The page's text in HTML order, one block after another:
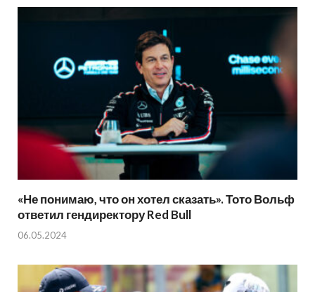
«Не понимаю, что он хотел сказать». Тото Вольф
ответил гендиректору Red Bull
06.05.2024